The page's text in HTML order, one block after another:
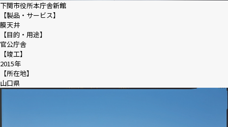
下関市役所本庁舎新館
【製品・サービス】
膜天井
【目的・用途】
官公庁舎
【竣工】
2015年
【所在地】
山口県